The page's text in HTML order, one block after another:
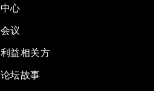
中心
会议
利益相关方
论坛故事